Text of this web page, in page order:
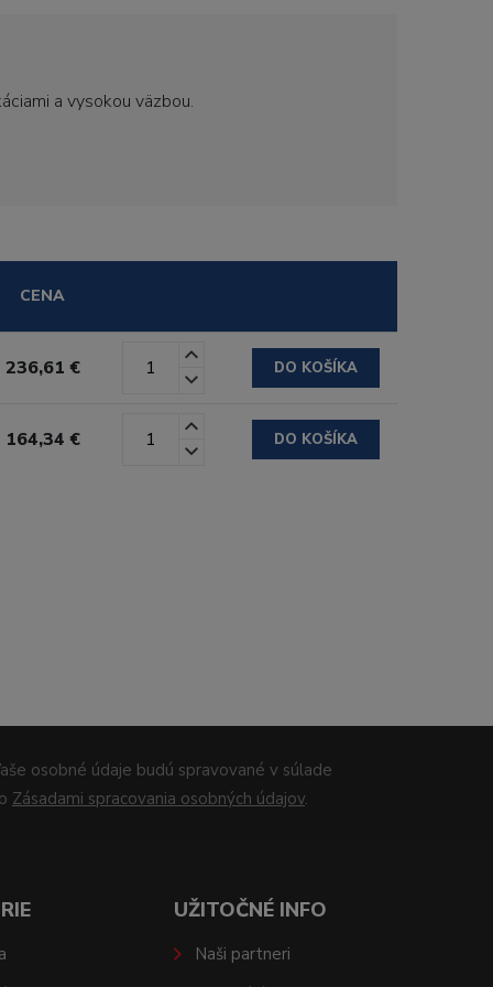
a vysokou väzbou.
CENA
236,61 € DO KOŠÍKA
164,34 € DO KOŠÍKA
osobné údaje budú spravované v súlade
Zásadami spracovania osobných údajov.
UŽITOČNÉ INFO
Naši partneri